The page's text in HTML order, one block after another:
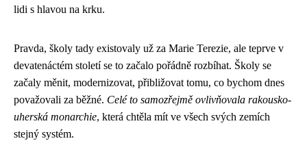
lidi s hlavou na krku.
Pravda, školy tady existovaly už za Marie Terezie, ale teprve v
devatenáctém století se to začalo pořádně rozbíhat. Školy se
začaly měnit, modernizovat, přibližovat tomu, co bychom dnes
považovali za běžné. Celé to samozřejmě ovlivňovala rakousko-
uherská monarchie, která chtěla mít ve všech svých zemích
stejný systém.